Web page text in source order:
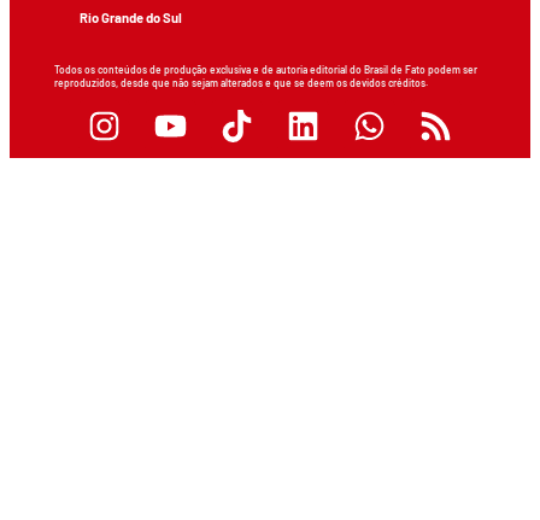
Rio Grande do Sul
Todos os conteúdos de produção exclusiva e de autoria editorial do Brasil de Fato podem ser
reproduzidos, desde que não sejam alterados e que se deem os devidos créditos.